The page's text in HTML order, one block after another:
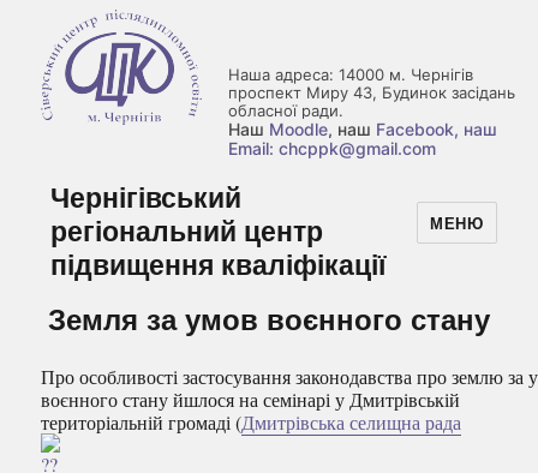
Наша адреса: 14000 м. Чернігів
проспект Миру 43, Будинок засідань
обласної ради.
Наш Moodle, наш Facebook, наш
Email: chcppk@gmail.com
Чернігівський
регіональний центр
підвищення кваліфікації
МЕНЮ
Земля за умов воєнного стану
Про особливості застосування законодавства про землю за
воєнного стану йшлося на семінарі у Дмитрівській
територіальній громаді (Дмитрівська селищна рада